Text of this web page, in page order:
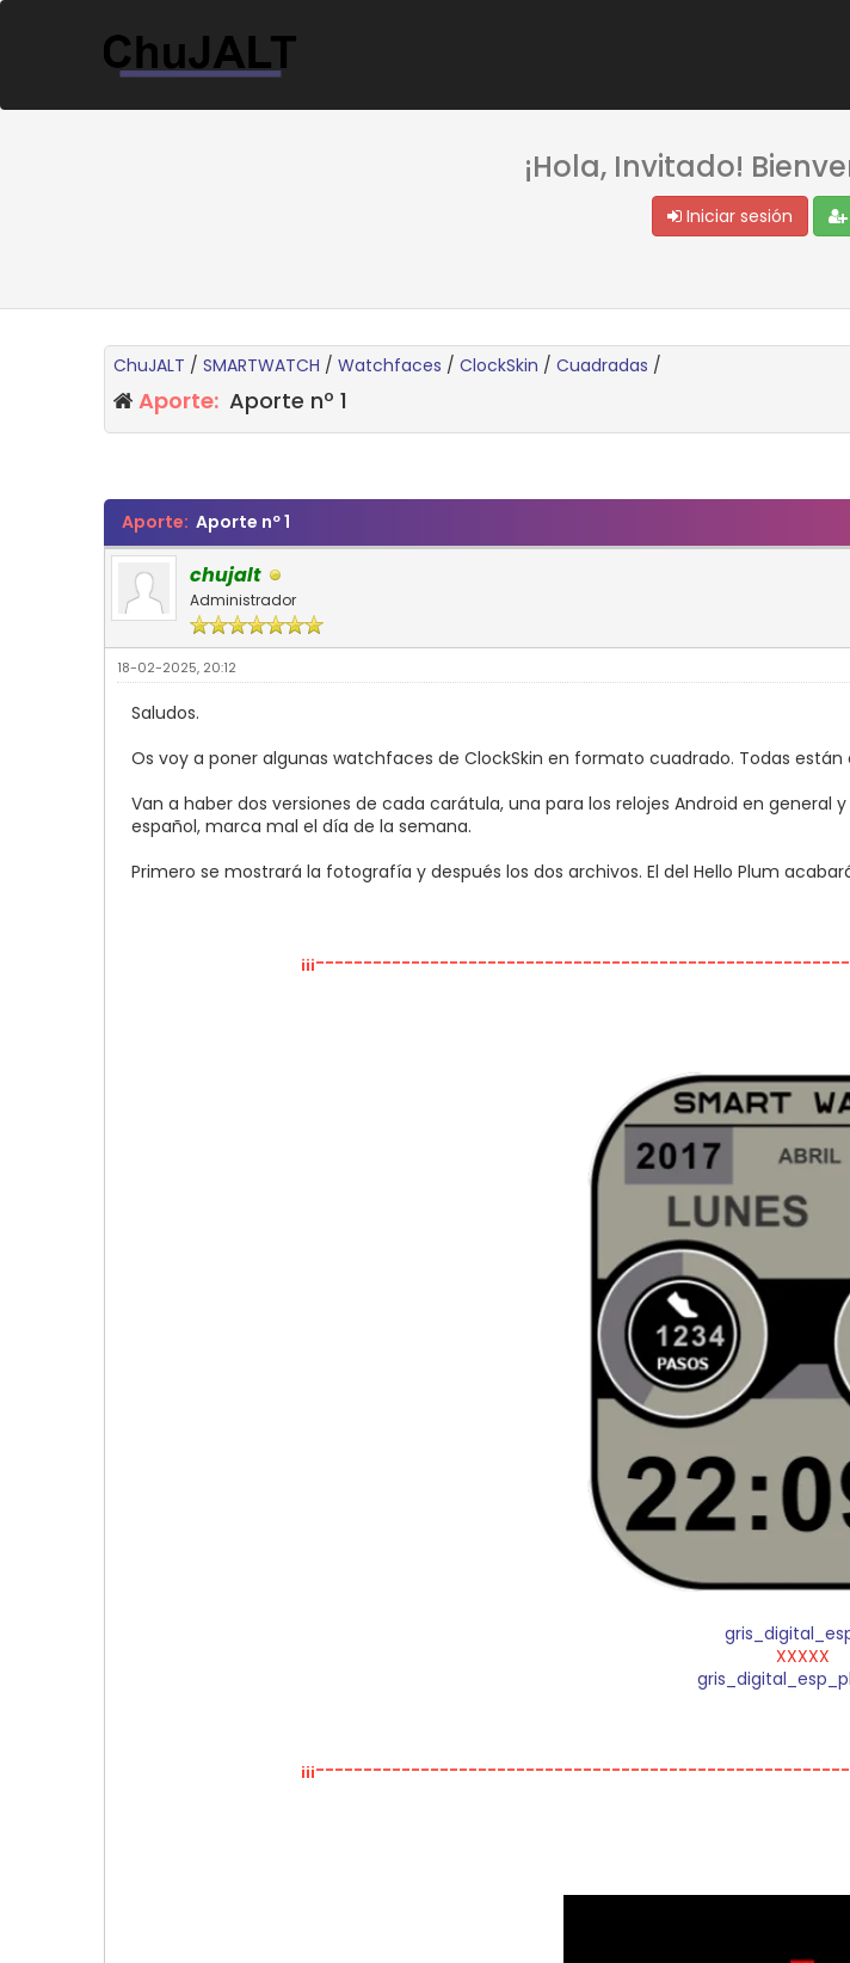
¡Hola, Invitado!
Iniciar sesión
ChuJALT / SMARTWATCH / Watchfaces / ClockSkin / Cuadradas /
Aporte: Aporte nº 1
Aporte: Aporte nº 1
chujalt
Administrador
18-02-2025, 20:12
Saludos.
Os voy a poner algunas watchfaces de ClockSkin en formato cuadrado. Todas están
Van a haber dos versiones de cada carátula, una para los relojes Android en
español, marca mal el día de la semana.
Primero se mostrará la fotografía y después los dos archivos. El del Hello Plum
XXXXX